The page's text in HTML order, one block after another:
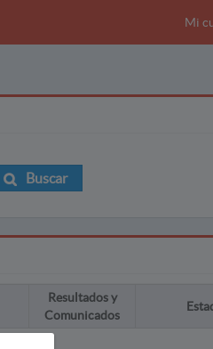
Mi
Buscar
Resultados y
Comunicados